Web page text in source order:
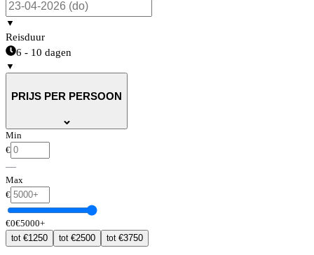
▼
Reisduur
6 - 10 dagen
▼
PRIJS PER PERSOON
Min
€
—
Max
€
€0€5000+
tot€1250 tot€2500 tot€3750